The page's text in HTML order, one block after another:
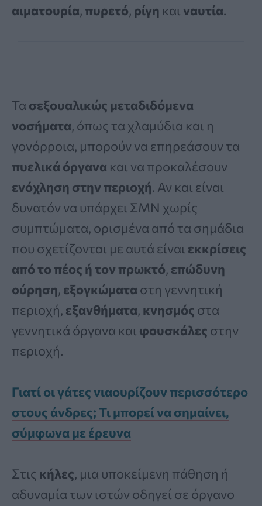
αιματουρία, πυρετό, ρίγη και ναυτία.
Τα σεξουαλικώς μεταδιδόμενα
νοσήματα, όπως τα χλαμύδια και η
γονόρροια, μπορούν να επηρεάσουν τα
πυελικά όργανα και να προκαλέσουν
ενόχληση στην περιοχή. Αν και είναι
δυνατόν να υπάρχει ΣΜΝ χωρίς
συμπτώματα, ορισμένα από τα σημάδια
που σχετίζονται με αυτά είναι εκκρίσεις
από το πέος ή τον πρωκτό, επώδυνη
ούρηση, εξογκώματα στη γεννητική
περιοχή, εξανθήματα, κνησμός στα
γεννητικά όργανα και φουσκάλες στην
περιοχή.
Γιατί οι γάτες νιαουρίζουν περισσότερο
στους άνδρες; Τι μπορεί να σημαίνει,
σύμφωνα με έρευνα
Στις κήλες, μια υποκείμενη πάθηση ή
αδυναμία των ιστών οδηγεί σε όργανο